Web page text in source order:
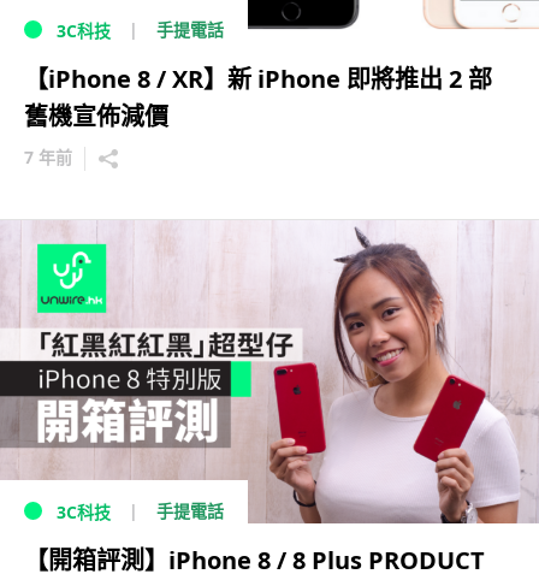
3C科技 手提電話
【iPhone 8 / XR】新 iPhone 即將推出 2 部
舊機宣佈減價
7 年前
3C科技 手提電話
【開箱評測】iPhone 8 / 8 Plus PRODUCT